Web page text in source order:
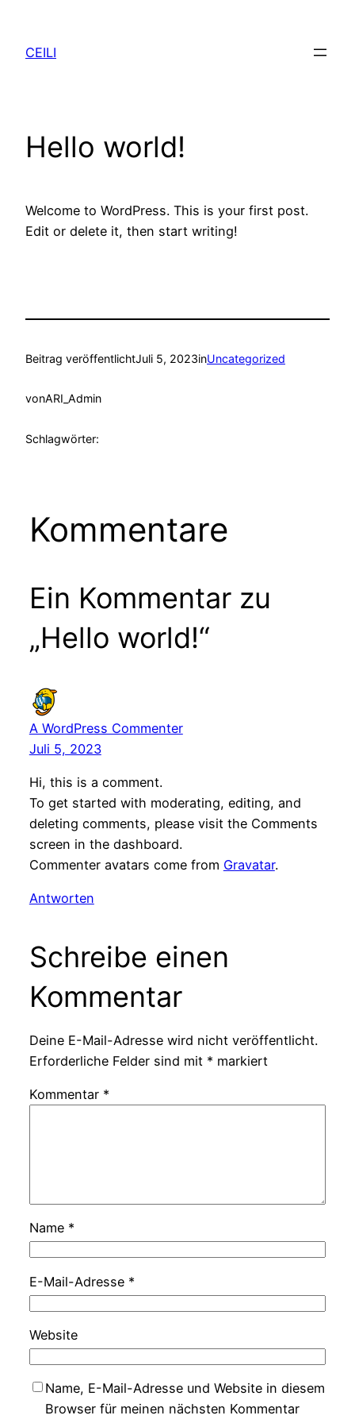
springen
CEILI
Hello world!
Welcome to WordPress. This is your first post.
Edit or delete it, then start writing!
Beitrag veröffentlichtJuli 5, 2023inUncategorized
vonARI_Admin
Schlagwörter:
Kommentare
Ein Kommentar zu
„Hello world!“
A WordPress Commenter
Juli 5, 2023
Hi, this is a comment.
To get started with moderating, editing, and
deleting comments, please visit the Comments
screen in the dashboard.
Commenter avatars come from Gravatar.
Antworten
Schreibe einen
Kommentar
Deine E-Mail-Adresse wird nicht veröffentlicht.
Erforderliche Felder sind mit * markiert
Kommentar *
Name *
E-Mail-Adresse *
Website
Name, E-Mail-Adresse und Website in diesem
Browser für meinen nächsten Kommentar